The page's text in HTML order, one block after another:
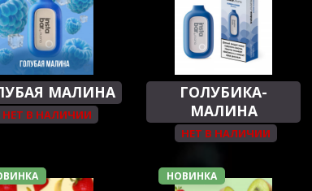
МАЛИНА
НЕТ В НАЛИЧИИ
ГОЛУБИКА-
МАЛИНА
НЕТ В НАЛИЧИИ
НОВИНКА